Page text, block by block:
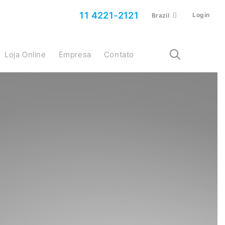
11 4221-2121 Brazil Login
Loja Online Empresa Contato